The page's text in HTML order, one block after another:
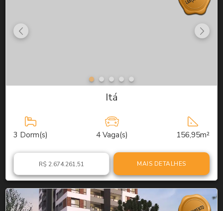
Itá
3 Dorm(s) 4 Vaga(s) 156,95m²
R$ 2.674.261,51 MAIS DETALHES